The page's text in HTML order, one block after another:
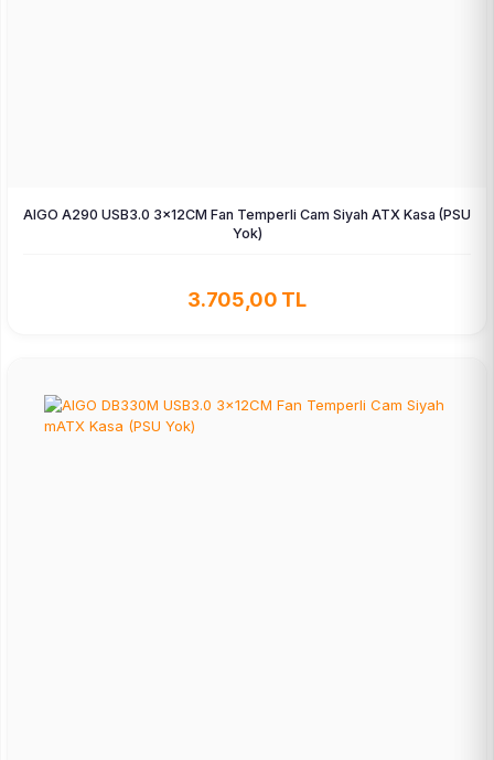
AIGO A290 USB3.0 3×12CM Fan Temperli Cam Siyah ATX Kasa (PSU
Yok)
3.705,00 TL